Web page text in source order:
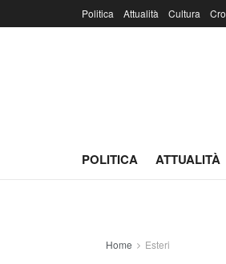
Politica Attualità Cultura
POLITICA ATTUALITÀ
Home Esteri